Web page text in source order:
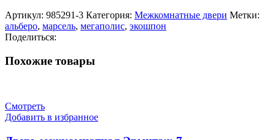
Артикул: 985291-3 Категория: Межкомнатные двери Метки:
альберо, марсель, мегаполис, экошпон
Поделиться:
Похожие товары
Смотреть
Добавить в избранное